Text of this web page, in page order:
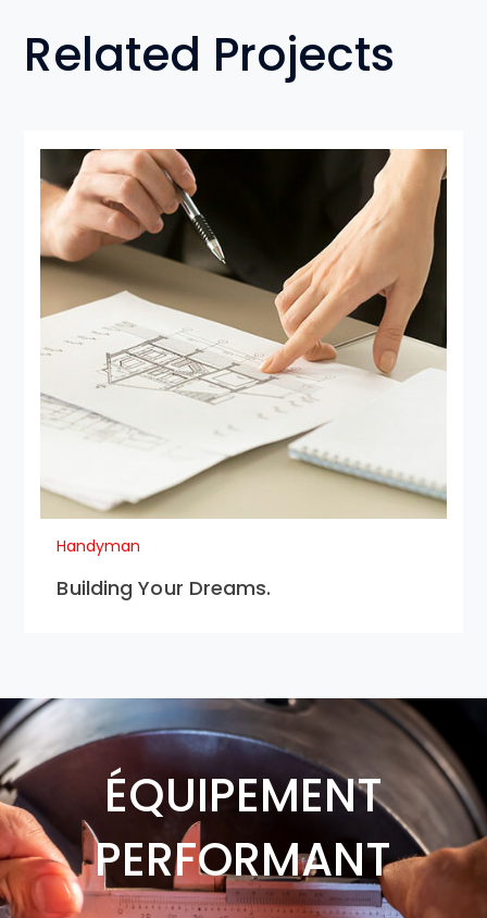
Related Projects
Handyman
Building Your Dreams.
ÉQUIPEMENT
PERFORMANT